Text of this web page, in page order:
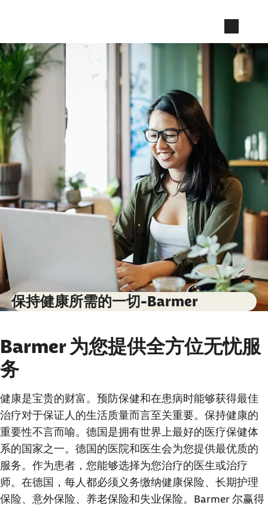
保持健康所需的一切-Barmer
Barmer 为您提供全方位无忧服
务
健康是宝贵的财富。预防保健和在患病时能够获得最佳
治疗对于保证人的生活质量而言至关重要。保持健康的
重要性不言而喻。德国是拥有世界上最好的医疗保健体
系的国家之一。德国的医院和医生会为您提供最优质的
服务。作为患者，您能够选择为您治疗的医生或治疗
师。在德国，每人都必须义务缴纳健康保险、长期护理
保险、意外保险、养老保险和失业保险。 Barmer 尔赢得